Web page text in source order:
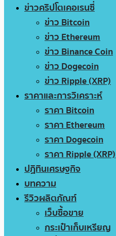
ข่าวคริปโตเคอเรนซี่
ข่าว Bitcoin
ข่าว Ethereum
ข่าว Binance Coin
ข่าว Dogecoin
ข่าว Ripple (XRP)
ราคาและการวิเคราะห์
ราคา Bitcoin
ราคา Ethereum
ราคา Dogecoin
ราคา Ripple (XRP)
ปฏิทินเศรษฐกิจ
บทความ
รีวิวผลิตภัณฑ์
เว็บซื้อขาย
กระเป๋าเก็บเหรียญ